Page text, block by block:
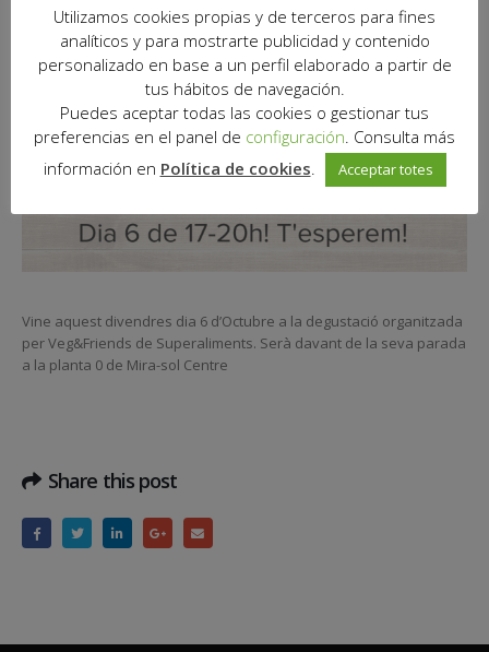
Vine aquest divendres dia 6 d’Octubre a la degustació organitzada
per Veg&Friends de Superaliments. Serà davant de la seva parada
a la planta 0 de Mira-sol Centre
Share this post
Utilizamos cookies propias y de terceros para fines
analíticos y para mostrarte publicidad y contenido
personalizado en base a un perfil elaborado a partir de
tus hábitos de navegación.
Puedes aceptar todas las cookies o gestionar tus
preferencias en el panel de configuración . Consulta más
información en Política de cookies Acceptar totes